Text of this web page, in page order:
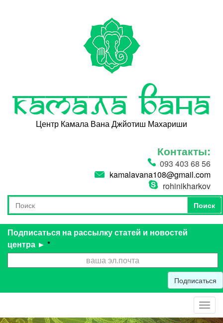
Камала Вана
Центр Камала Вана Джйотиш Махариши
Контакты:
093 403 68 56
kamalavana108@gmail.com
rohinikharkov
Форма поиска
Поиск
Поиск
Подписаться на рассылку статей и новостей
центра ► *
Подписаться